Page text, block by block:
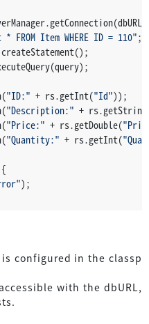
FROM Item WHERE ID = 110";
"ID:" + rs.getInt("Id"));
"Description:" +
"Price:" + rs.getDouble(
"Quantity:" + rs.getInt(
);
configured in the classp
with the dbURL,